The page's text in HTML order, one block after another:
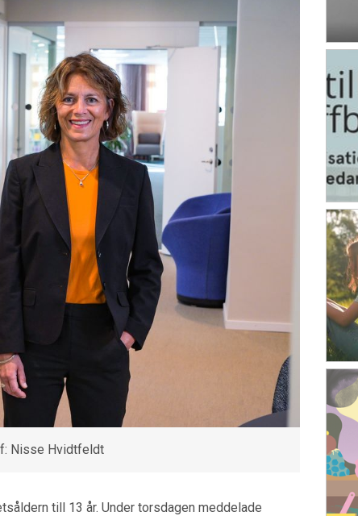
Nisse Hvidtfeldt
till 13 år. Under torsdagen meddelade